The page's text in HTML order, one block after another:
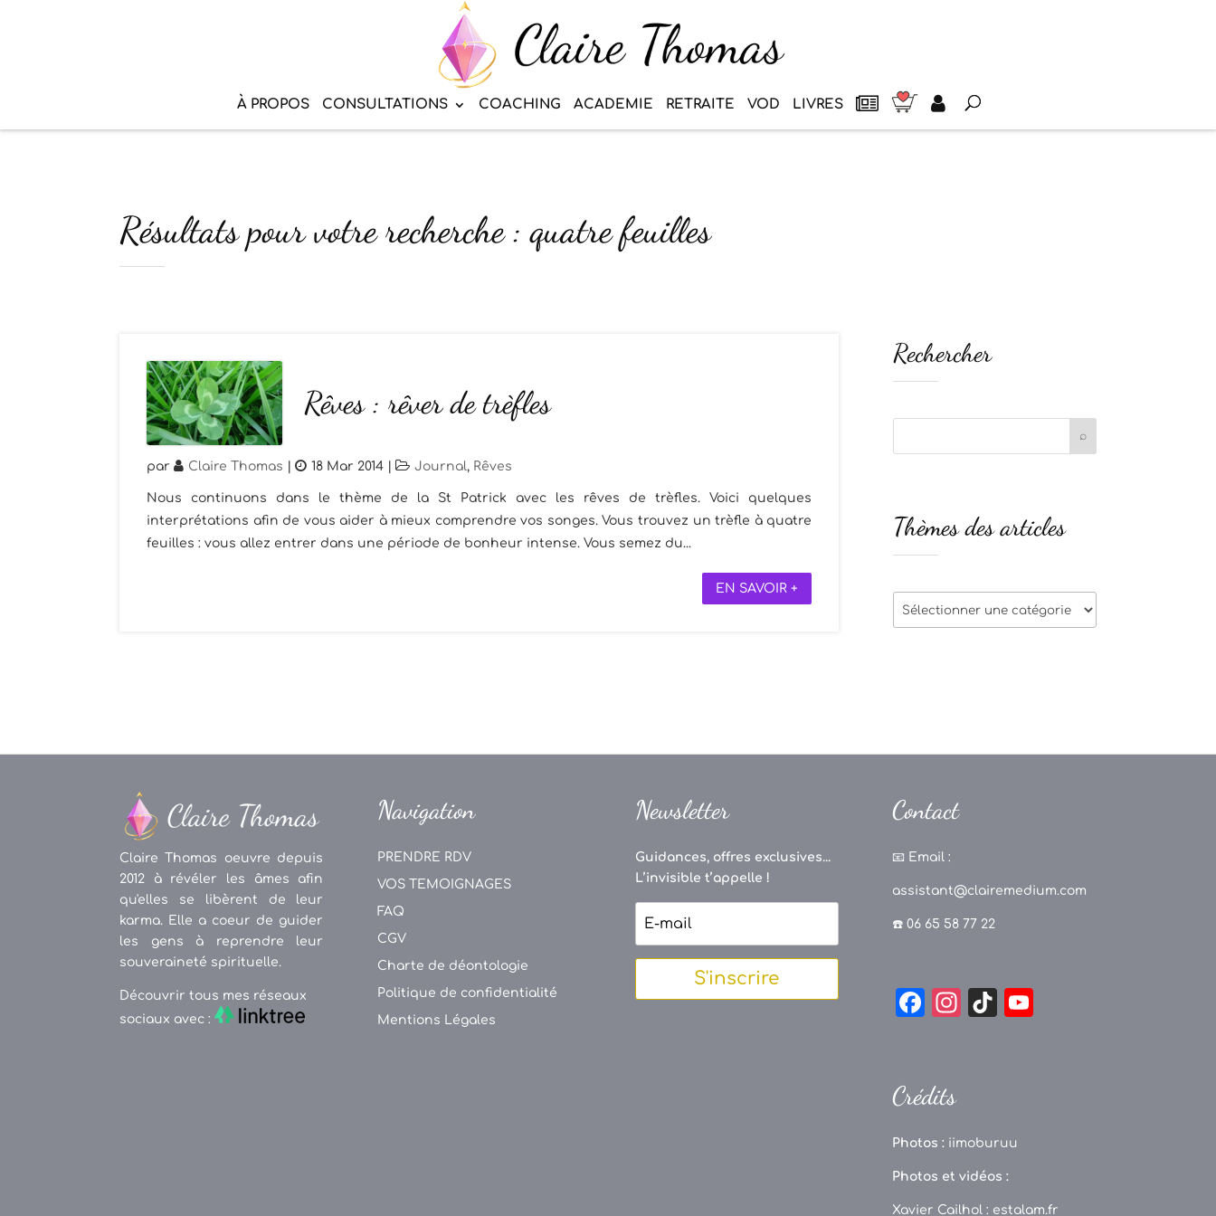
À PROPOS CONSULTATIONS COACHING ACADEMIE RETRAITE VOD LIVRES
Résultats pour votre recherche : quatre feuilles
Rêves : rêver de trèfles
par Claire Thomas 18 Mar 2014 Journal, Rêves
Nous continuons dans le thème de la St Patrick avec les rêves de trèfles. Voici quelques
interprétations afin de vous aider à mieux comprendre vos songes. Vous trouvez un trèfle à quatre
feuilles : vous allez entrer dans une période de bonheur intense. Vous semez du...
EN SAVOIR +
Rechercher
Thèmes des articles
Thèmes
des
Claire Thomas oeuvre depuis
2012 à révéler les âmes afin
qu'elles se libèrent de leur
karma. Elle a coeur de guider
les gens à reprendre leur
souveraineté spirituelle.
Découvrir tous mes réseaux
sociaux avec :
Navigation
PRENDRE RDV
VOS TEMOIGNAGES
FAQ
CGV
Charte de déontologie
Politique de confidentialité
Mentions Légales
Newsletter
Guidances, offres exclusives...
L’invisible t’appelle !
S'inscrire
Contact
📧 Email :
assistant@clairemedium.com
☎️ 06 65 58 77 22
F
e
o
o
k
In
a
m
Ti
C
Crédits
Photos : iimoburuu
Photos et vidéos :
Xavier Cailhol : estalam.fr